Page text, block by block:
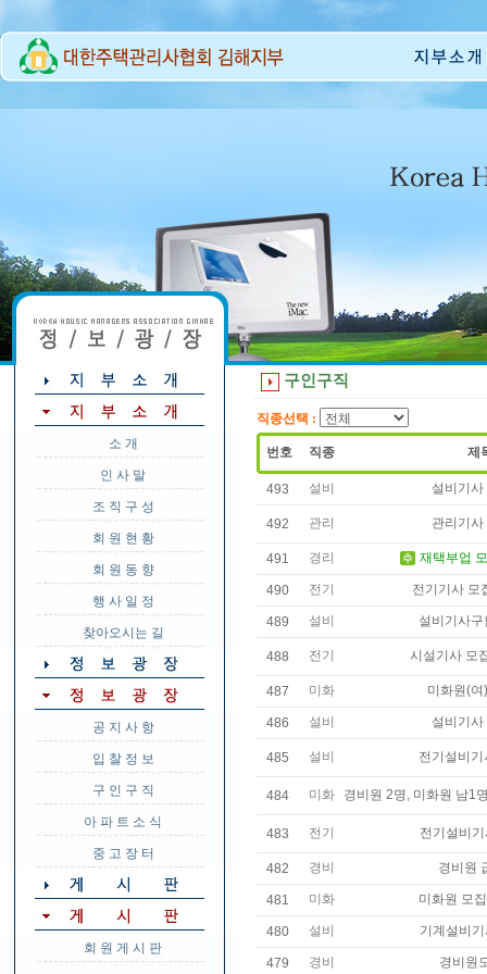
소 개
인 사 말
조 직 구 성
회 원 현 황
회 원 동 향
행 사 일 정
찾아오시는 길
공 지 사 항
입 찰 정 보
구 인 구 직
아 파 트 소 식
중 고 장 터
회 원 게 시 판
구인구직
직종선택 :
번호 직종 제
493 설비 설비기사
492 관리 관리기사
491 경리 재택부업
490 전기 전기기사 모
489 설비 설비기사구
488 전기 시설기사 모
487 미화 미화원(여
486 설비 설비기사
485 설비 전기설비기
484 미화 경비원 2명, 미화원 남1
483 전기 전기설비
482 경비 경비원
481 미화 미화원 모
480 설비 기계설비
479 경비 경비원